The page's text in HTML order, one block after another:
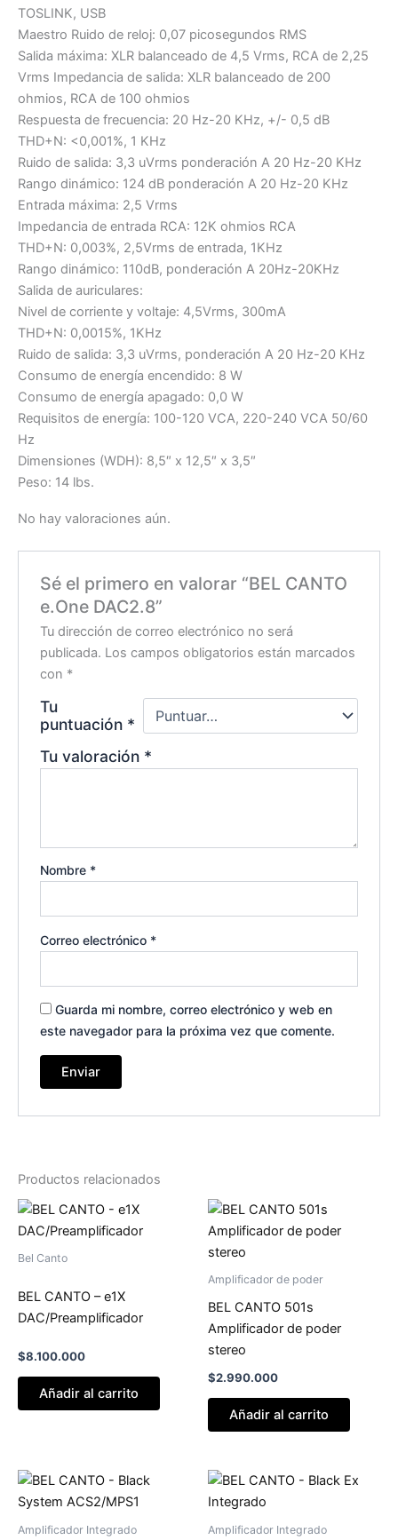
TOSLINK, USB
Maestro Ruido de reloj: 0,07 picosegundos RMS
Salida máxima: XLR balanceado de 4,5 Vrms, RCA de 2,25
Vrms Impedancia de salida: XLR balanceado de 200
ohmios, RCA de 100 ohmios
Respuesta de frecuencia: 20 Hz-20 KHz, +/- 0,5 dB
THD+N: <0,001%, 1 KHz
Ruido de salida: 3,3 uVrms ponderación A 20 Hz-20 KHz
Rango dinámico: 124 dB ponderación A 20 Hz-20 KHz
Entrada máxima: 2,5 Vrms
Impedancia de entrada RCA: 12K ohmios RCA
THD+N: 0,003%, 2,5Vrms de entrada, 1KHz
Rango dinámico: 110dB, ponderación A 20Hz-20KHz
Salida de auriculares:
Nivel de corriente y voltaje: 4,5Vrms, 300mA
THD+N: 0,0015%, 1KHz
Ruido de salida: 3,3 uVrms, ponderación A 20 Hz-20 KHz
Consumo de energía encendido: 8 W
Consumo de energía apagado: 0,0 W
Requisitos de energía: 100-120 VCA, 220-240 VCA 50/60
Hz
Dimensiones (WDH): 8,5″ x 12,5″ x 3,5″
Peso: 14 lbs.
No hay valoraciones aún.
Sé el primero en valorar “BEL CANTO
e.One DAC2.8”
Tu dirección de correo electrónico no será
publicada. Los campos obligatorios están marcados
con *
Tu
puntuación *
Tu valoración *
Nombre *
Correo electrónico *
Guarda mi nombre, correo electrónico y web en
este navegador para la próxima vez que comente.
Productos relacionados
Bel Canto
BEL CANTO – e1X
DAC/Preamplificador
$8.100.000
Añadir al carrito
Amplificador de poder
BEL CANTO 501s
Amplificador de poder
stereo
$2.990.000
Añadir al carrito
Amplificador Integrado Amplificador Integrado